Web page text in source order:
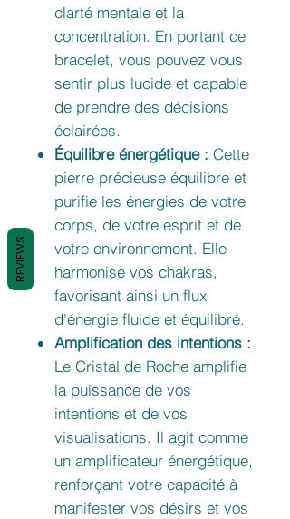
clarté mentale et la
concentration. En portant ce
bracelet, vous pouvez vous
sentir plus lucide et capable
de prendre des décisions
éclairées.
Équilibre énergétique : Cette
pierre précieuse équilibre et
purifie les énergies de votre
corps, de votre esprit et de
votre environnement. Elle
harmonise vos chakras,
favorisant ainsi un flux
d'énergie fluide et équilibré.
Amplification des intentions :
Le Cristal de Roche amplifie
la puissance de vos
intentions et de vos
visualisations. Il agit comme
un amplificateur énergétique,
renforçant votre capacité à
manifester vos désirs et vos
REVIEWS